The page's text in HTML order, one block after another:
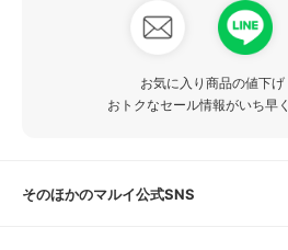
お気に入り商品の値下
おトクなセール情報がいち早
そのほかのマルイ公式SNS